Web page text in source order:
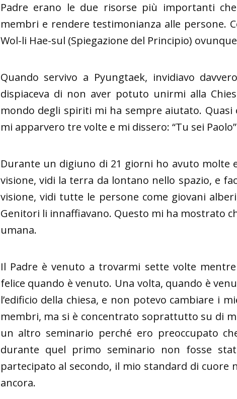
Padre erano le due risorse più importanti
membri e rendere testimonianza alle persone.
Wol-li Hae-sul (Spiegazione del Principio)
Quando servivo a Pyungtaek, invidiavo
dispiaceva di non aver potuto unirmi alla
mondo degli spiriti mi ha sempre aiutato.
mi apparvero tre volte e mi dissero: “Tu sei
Durante un digiuno di 21 giorni ho avuto molte
visione, vidi la terra da lontano nello spazio, e
visione, vidi tutte le persone come giovani
Genitori li innaffiavano. Questo mi ha mostrato
umana.
Il Padre è venuto a trovarmi sette volte
felice quando è venuto. Una volta, quando è
l’edificio della chiesa, e non potevo cambiare i
membri, ma si è concentrato soprattutto su di
un altro seminario perché ero preoccupato
durante quel primo seminario non fosse
partecipato al secondo, il mio standard di cuore
ancora.